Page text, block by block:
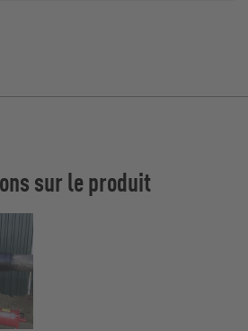
sur le produit